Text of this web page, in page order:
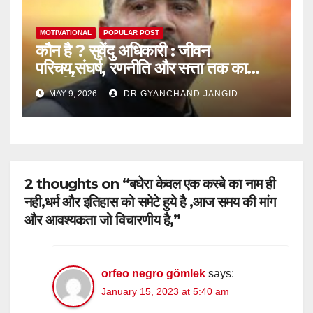
MOTIVATIONAL POPULAR POST
कौन है ? सुवेंदु अधिकारी : जीवन
परिचय,संघर्ष, रणनीति और सत्ता तक का
राजनीतिक सफर
MAY 9, 2026 DR GYANCHAND JANGID
2 thoughts on “बघेरा केवल एक कस्बे का नाम ही
नही,धर्म और इतिहास को समेटे हुये है ,आज समय की मांग
और आवश्यकता जो विचारणीय है,”
orfeo negro gömlek says:
January 15, 2023 at 5:40 am